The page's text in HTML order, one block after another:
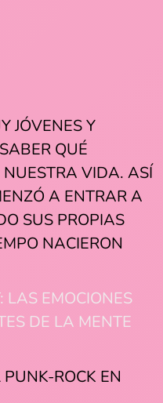
JÓVENES Y
QUÉ
VIDA. ASÍ
A ENTRAR A
SUS PROPIAS
NACIERON
LAS EMOCIONES
DE LA MENTE
ROCK EN